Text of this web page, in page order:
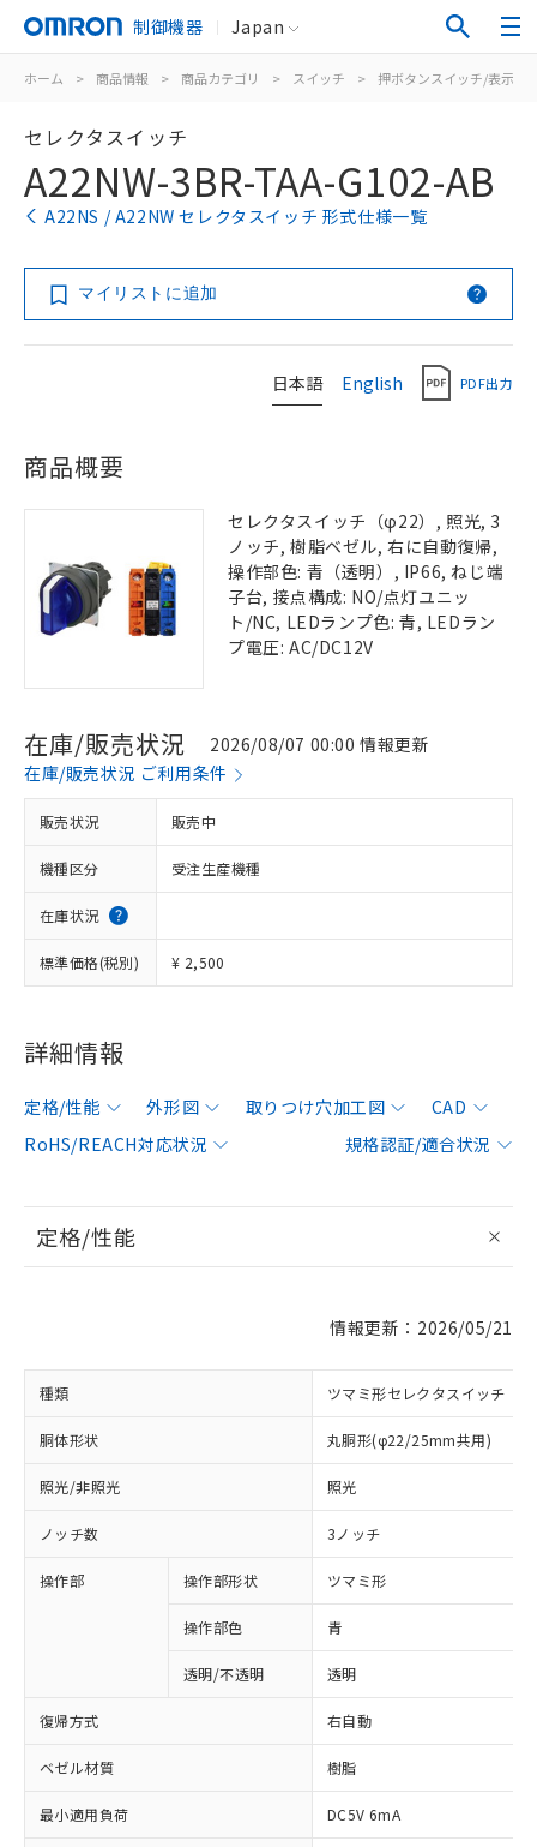
制御機器 Japan
ホーム > 商品情報 > 商品カテゴリ > スイッチ > 押ボタンスイッチ/表示灯
セレクタスイッチ
A22NW-3BR-TAA-G102-AB
A22NS / A22NW セレクタスイッチ 形式仕様一覧
マイリストに追加
日本語 English PDF出力
商品概要
セレクタスイッチ（φ22）, 照光, 3
ノッチ, 樹脂ベゼル, 右に自動復帰,
操作部色: 青（透明）, IP66, ねじ端
子台, 接点構成: NO/点灯ユニッ
ト/NC, LEDランプ色: 青, LEDラン
プ電圧: AC/DC12V
在庫/販売状況
2026/08/07 00:00 情報更新
在庫/販売状況 ご利用条件
販売状況 販売中
機種区分 受注生産機種
在庫状況
標準価格(税別) ¥ 2,500
詳細情報
定格/性能 外形図 取りつけ穴加工図
CAD
RoHS/REACH対応状況
規格認証/適合状況
定格/性能
情報更新：2026/05/21
種類 ツマミ形セレクタスイッチ
胴体形状 丸胴形(φ22/25mm共用)
照光/非照光 照光
ノッチ数 3ノッチ
操作部 操作部形状 ツマミ形
操作部色 青
透明/不透明 透明
復帰方式 右自動
ベゼル材質 樹脂
最小適用負荷 DC5V 6mA